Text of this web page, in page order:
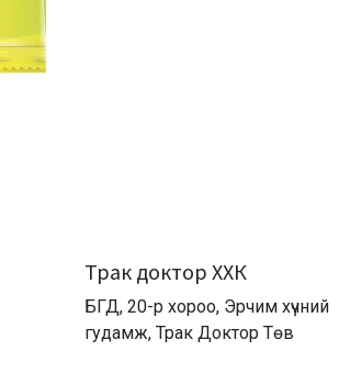
Трак доктор ХХК
БГД, 20-р хороо, Эрчим хүчний
гудамж, Трак Доктор Төв